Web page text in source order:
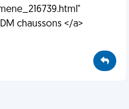
chaussons </a>